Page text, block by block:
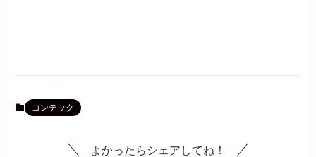
コンテック
よかったらシェアしてね！